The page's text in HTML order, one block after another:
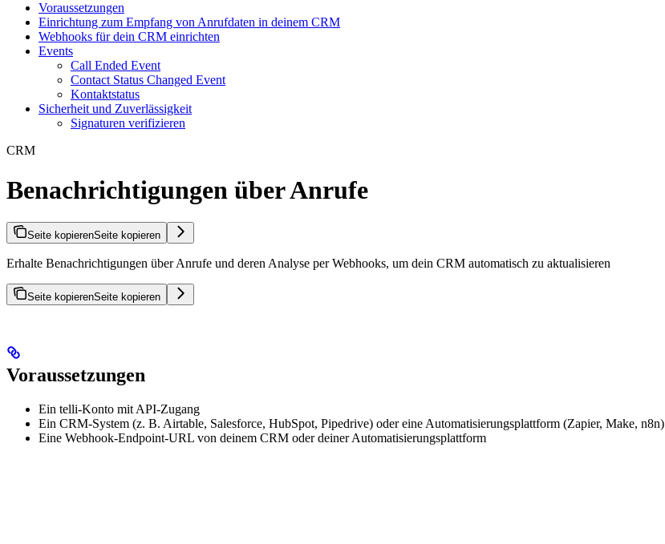
Voraussetzungen
Einrichtung zum Empfang von Anrufdaten in deinem CRM
Webhooks für dein CRM einrichten
Events
Call Ended Event
Contact Status Changed Event
Kontaktstatus
Sicherheit und Zuverlässigkeit
Signaturen verifizieren
CRM
Benachrichtigungen über Anrufe
Seite kopierenSeite kopieren
Erhalte Benachrichtigungen über Anrufe und deren Analyse per Webhooks, um dein CRM automatisch zu aktualisieren
Seite kopierenSeite kopieren
Voraussetzungen
Ein telli-Konto mit API-Zugang
Ein CRM-System (z. B. Airtable, Salesforce, HubSpot, Pipedrive) oder eine Automatisierungsplattform (Zapier, Make, n8n)
Eine Webhook-Endpoint-URL von deinem CRM oder deiner Automatisierungsplattform